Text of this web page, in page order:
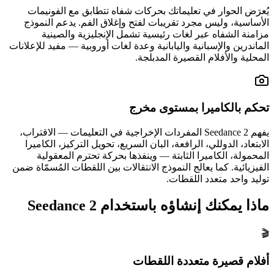
يُعرَض الحوار في تعليماتك بحركات شفاه تتطابق مع الفونيمات
الأساسية، وليس مجرد تقريبات لفتح وإغلاق الفم. يدعم النموذج
مزامنة الشفاه عبر لغات رئيسية تشمل الإنجليزية والصينية
الماندرين والإسبانية واليابانية وعدة لغات أوروبية — مفيد للإعلانات
المحلية والأفلام القصيرة المدبلجة.
تحكم بالكاميرا بمستوى مخرج
يفهم Seedance 2 المفردات الإخراجية في التعليمات — الاقتراب،
الابتعاد، الدوللي، الرافعة، البان السريع، تحويل التركيز، الكاميرا
المحمولة، الكاميرا الثابتة — وينفذها بحركة تحترم المعقولية
الفيزيائية. كما يعالج النموذج الانتقالات بين اللقطات المُسمّاة ضمن
توليد واحد متعدد اللقطات.
ماذا يمكنك إنشاؤه باستخدام Seedance 2
🎬
أفلام قصيرة متعددة اللقطات